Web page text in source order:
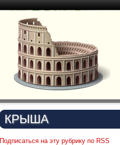
КРЫША
Подписаться на эту рубрику по RSS